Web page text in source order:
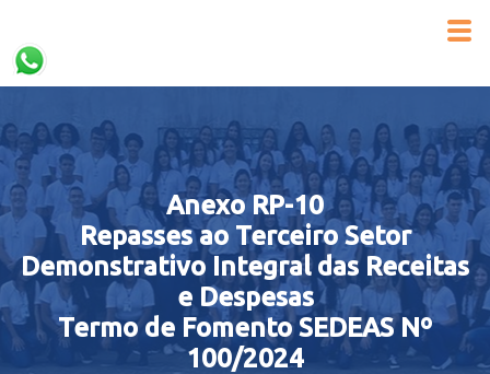
Anexo RP-10
Repasses ao Terceiro Setor
Demonstrativo Integral das Receitas
e Despesas
Termo de Fomento SEDEAS Nº
100/2024